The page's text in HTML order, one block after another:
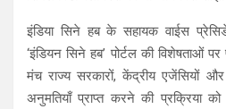
इंडिया सिने हब के सहायक वाईस
‘इंडियन सिने हब’ पोर्टल की विशेषताओं
मंच राज्य सरकारों, केंद्रीय एजेंसियों
अनुमतियाँ प्राप्त करने की प्रक्रिया